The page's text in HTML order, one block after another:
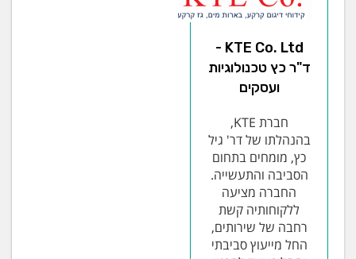
KTE Co. Ltd -
ד"ר כץ טכנולוגיות
ועסקים
חברת KTE,
בהנהלתו של דר' גיל
כץ, מומחים בתחום
הסביבה והתעשייה.
החברה מציעה
ללקוחותיה קשת
רחבה של שירותים,
החל מייעוץ סביבתי